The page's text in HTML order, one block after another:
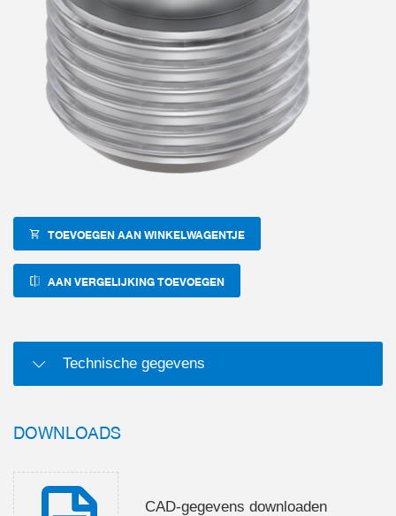
TOEVOEGEN AAN WINKELWAGENTJE
AAN VERGELIJKING TOEVOEGEN
Technische gegevens
DOWNLOADS
CAD-gegevens downloaden